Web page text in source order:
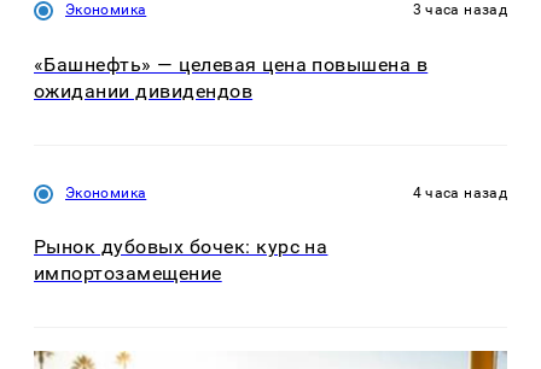
Экономика 3 часа назад
«Башнефть» — целевая цена повышена в
ожидании дивидендов
Экономика 4 часа назад
Рынок дубовых бочек: курс на
импортозамещение